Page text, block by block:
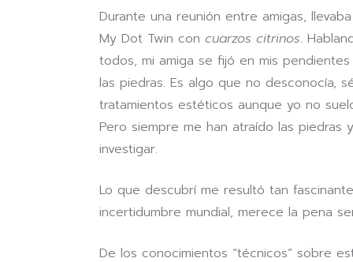
Durante una reunión entre amigas,
My Dot Twin con cuarzos citrinos.
todos, mi amiga se fijó en mis
las piedras. Es algo que no desconocía,
tratamientos estéticos aunque yo no
Pero siempre me han atraído las piedras
investigar.
Lo que descubrí me resultó tan
incertidumbre mundial, merece la pena
De los conocimientos “técnicos” sobre